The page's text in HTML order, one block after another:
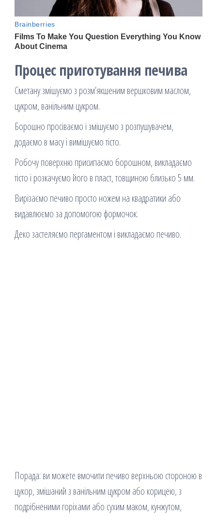
Процес приготування печива
Сметану змішуємо з розм’якшеним вершковим маслом,
цукром, ванільним цукром.
Борошно просіваємо і змішуємо з розпушувачем,
додаємо в масу і вимішуємо тісто.
Робочу поверхню присипаємо борошном, викладаємо
тісто і розкачуємо його в пласт, товщиною близько 5 мм.
Вирізаємо печиво просто ножем на квадратики або
видавлюємо за допомогою формочок.
Деко застеляємо пергаментом і викладаємо печиво.
Порада: ви можете вмочити печиво верхньою стороною в
цукор, змішаний з ванільним цукром або корицею, з
подрібненими горіхами або сухим маком, кунжутом,